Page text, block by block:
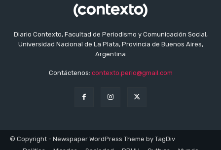
Diario Contexto, Facultad de Periodismo y Comunicación Social,
Universidad Nacional de La Plata, Provincia de Buenos Aires,
Argentina
Contáctenos: contexto.perio@gmail.com
© Copyright - Newspaper WordPress Theme by TagDiv